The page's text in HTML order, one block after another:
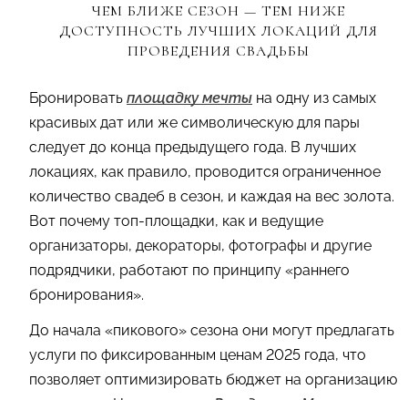
ЧЕМ БЛИЖЕ СЕЗОН — ТЕМ НИЖЕ
ДОСТУПНОСТЬ ЛУЧШИХ ЛОКАЦИЙ ДЛЯ
ПРОВЕДЕНИЯ СВАДЬБЫ
Бронировать площадку мечты на одну из самых
красивых дат или же символическую для пары
следует до конца предыдущего года. В лучших
локациях, как правило, проводится ограниченное
количество свадеб в сезон, и каждая на вес золота.
Вот почему топ-площадки, как и ведущие
организаторы, декораторы, фотографы и другие
подрядчики, работают по принципу «раннего
бронирования».
До начала «пикового» сезона они могут предлагать
услуги по фиксированным ценам 2025 года, что
позволяет оптимизировать бюджет на организацию